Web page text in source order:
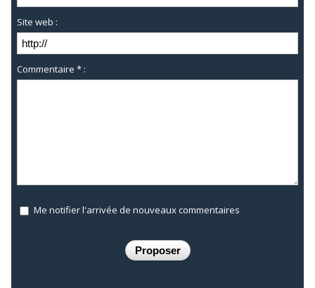
Site web :
Commentaire * :
Me notifier l'arrivée de nouveaux commentaires